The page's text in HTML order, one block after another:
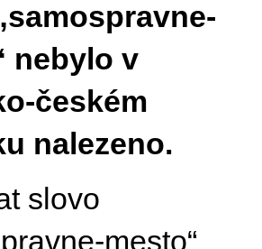
nebylo v
českém
nalezeno.
slovo
mesto“